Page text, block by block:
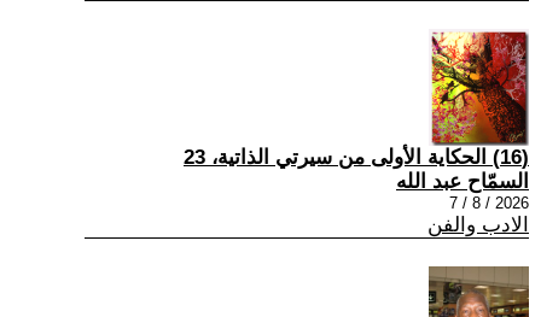
(16) الحكاية الأولى من سيرتي الذاتية، 23
السمّاح عبد الله
2026 / 8 / 7
الادب والفن